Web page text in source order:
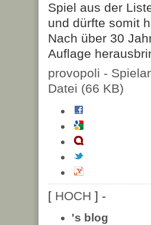
Spiel aus der
und dürfte somit
Nach über 30
Auflage
provopoli -
Datei (66 KB)
[ HOCH ] -
's blog